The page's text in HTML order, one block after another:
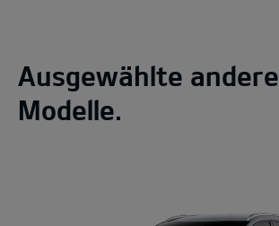
Ausgewählte andere
Modelle.